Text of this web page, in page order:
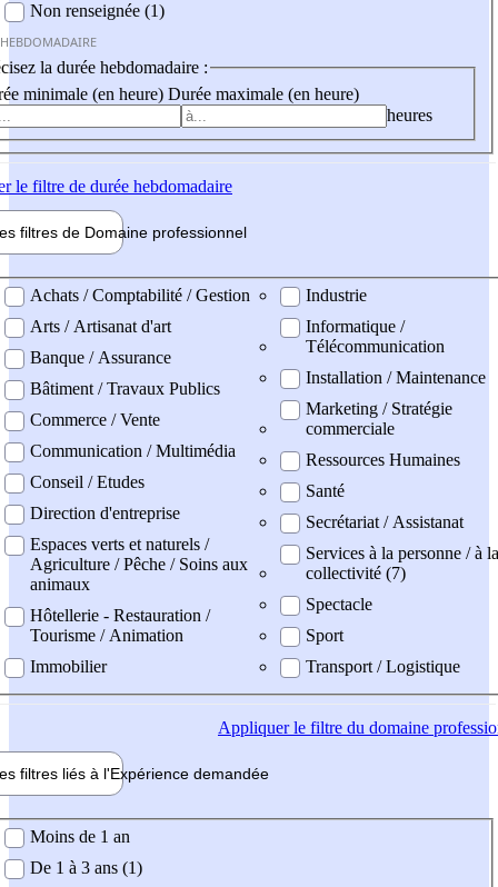
Non renseignée (1)
la durée hebdomadaire :
minimale (en heure) Durée maximale (en heure)
heures
le filtre de durée hebdomadaire
filtres de Domaine professionnel
professionel
Achats / Comptabilité / Gestion
Arts / Artisanat d'art
Banque / Assurance
Bâtiment / Travaux Publics
Commerce / Vente
Communication / Multimédia
Conseil / Etudes
Direction d'entreprise
Espaces verts et naturels /
Agriculture / Pêche / Soins aux
animaux
Hôtellerie - Restauration /
Tourisme / Animation
Immobilier
Industrie
Informatique /
Télécommunication
Installation / Maintenance
Marketing / Stratégie
commerciale
Ressources Humaines
Santé
Secrétariat / Assistanat
Services à la personne / à la
collectivité (7)
Spectacle
Sport
Transport / Logistique
Appliquerle filtre du domaine
filtres liés à l'Expérience demandée
demandée
Moins de 1 an
De 1 à 3 ans (1)